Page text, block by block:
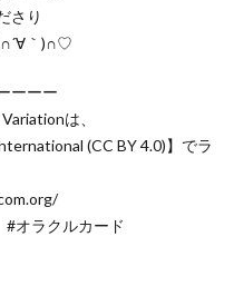
さり
｀)∩♡
ーーー
は、
(CC BY 4.0)】でラ
ラクルカード